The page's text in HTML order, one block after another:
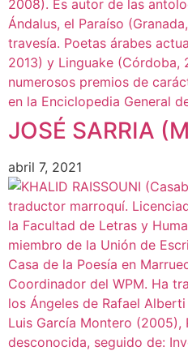
JOSÉ SARRIA
abril 7, 2021